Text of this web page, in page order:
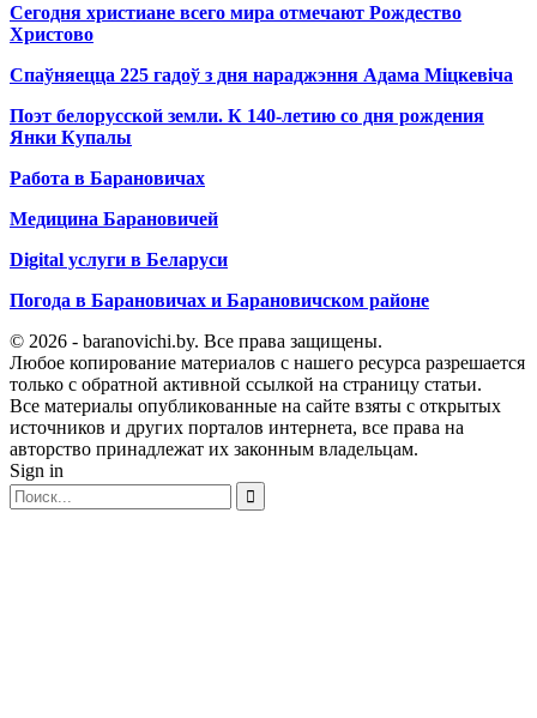
Сегодня христиане всего мира отмечают Рождество
Христово
Спаўняецца 225 гадоў з дня нараджэння Адама Міцкевіча
Поэт белорусской земли. К 140-летию со дня рождения
Янки Купалы
Работа в Барановичах
Медицина Барановичей
Digital услуги в Беларуси
Погода в Барановичах и Барановичском районе
© 2026 - baranovichi.by. Все права защищены.
Любое копирование материалов с нашего ресурса разрешается
только с обратной активной ссылкой на страницу статьи.
Все материалы опубликованные на сайте взяты с открытых
источников и других порталов интернета, все права на
авторство принадлежат их законным владельцам.
Sign in